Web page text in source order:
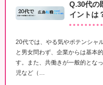
Q.30代の
イントは
20代では、やる気やポテンシャ
と男女問わず、企業からは基本
す。また、共働きが一般的とな
児など（…